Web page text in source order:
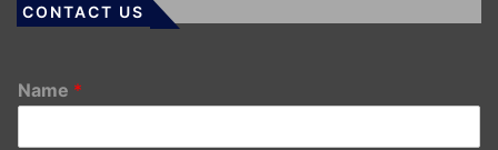
CONTACT US
Name *